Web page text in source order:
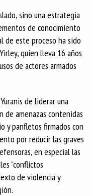
sino una estrategia
de conocimiento
este proceso ha sido
quien lleva 16 años
de actores armados
de liderar una
amenazas contenidas
y panfletos firmados con
por reducir las graves
en especial las
"conflictos
de violencia y